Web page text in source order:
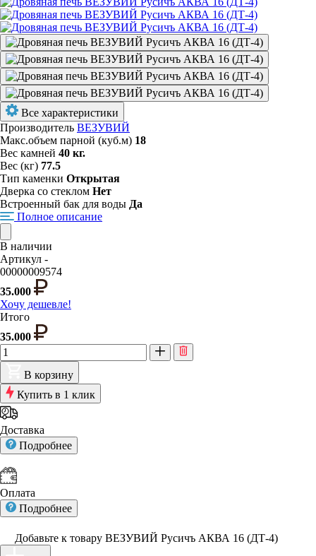
Все характеристики
Производитель ВЕЗУВИЙ
Макс.объем парной (куб.м) 18
Вес камней 40 кг.
Вес (кг) 77.5
Тип каменки Открытая
Дверка со стеклом Нет
Встроенный бак для воды Да
Полное описание
В наличии
Артикул -
00000009574
35.000
Хочу дешевле!
Итого
35.000
В корзину
Купить в 1 клик
Доставка
Подробнее
Оплата
Подробнее
Добавьте к товару ВЕЗУВИЙ Русичъ АКВА 16 (ДТ-4)